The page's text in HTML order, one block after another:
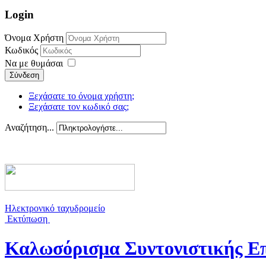
Login
Όνομα Χρήστη
Κωδικός
Να με θυμάσαι
Σύνδεση
Ξεχάσατε το όνομα χρήστη;
Ξεχάσατε τον κωδικό σας;
Αναζήτηση...
Ηλεκτρονικό ταχυδρομείο
Εκτύπωση
Καλωσόρισμα Συντονιστικής